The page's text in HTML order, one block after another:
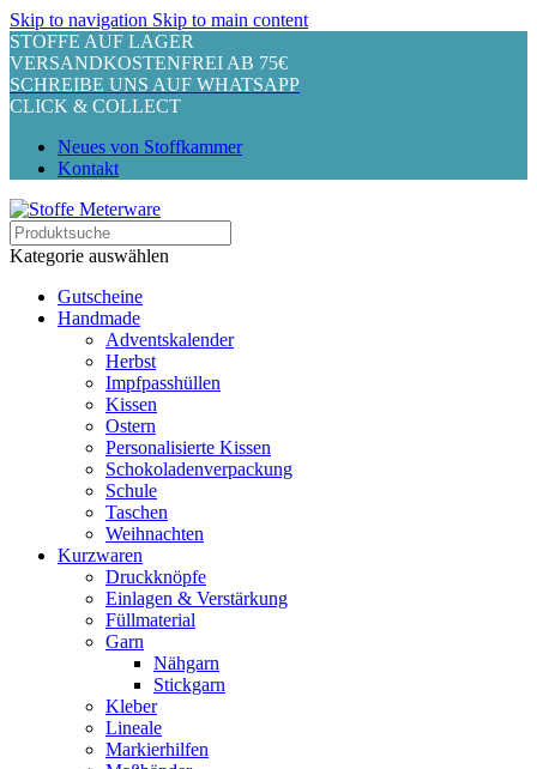
Skip to navigation Skip to main content
STOFFE AUF LAGER
VERSANDKOSTENFREI AB 75€
SCHREIBE UNS AUF WHATSAPP
CLICK & COLLECT
Neues von Stoffkammer
Kontakt
Kategorie auswählen
Gutscheine
Handmade
Adventskalender
Herbst
Impfpasshüllen
Kissen
Ostern
Personalisierte Kissen
Schokoladenverpackung
Schule
Taschen
Weihnachten
Kurzwaren
Druckknöpfe
Einlagen & Verstärkung
Füllmaterial
Garn
Nähgarn
Stickgarn
Kleber
Lineale
Markierhilfen